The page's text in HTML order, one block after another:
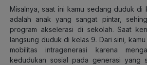
Misalnya, saat ini kamu sedang duduk di
adalah anak yang sangat pintar,
program akselerasi di sekolah. Saat
langsung duduk di kelas 9. Dari sini,
mobilitas intragenerasi karena
kedudukan sosial pada generasi yang